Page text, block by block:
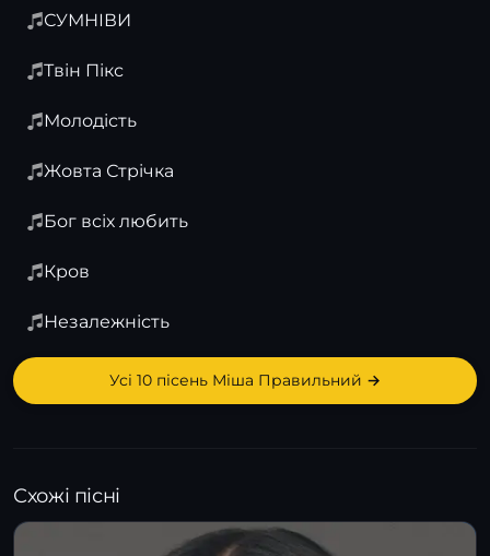
СУМНІВИ
Твін Пікс
Молодість
Жовта Стрічка
Бог всіх любить
Кров
Незалежність
Усі 10 пісень Міша Правильний →
Схожі пісні